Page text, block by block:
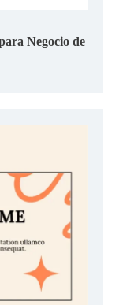
Negocio de